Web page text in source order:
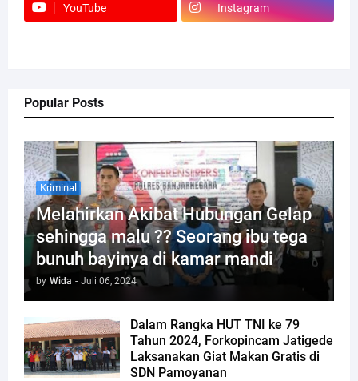
YouTube Instagram
Popular Posts
Kriminal
Melahirkan Akibat Hubungan Gelap
sehingga malu ?? Seorang ibu tega
bunuh bayinya di kamar mandi
by Wida - Juli 06, 2024
Dalam Rangka HUT TNI ke 79
Tahun 2024, Forkopincam Jatigede
Laksanakan Giat Makan Gratis di
SDN Pamoyanan